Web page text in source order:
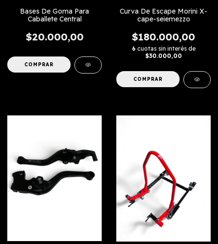
Bases De Goma Para
Caballete Central
$20.000,00
Curva De Escape Morini X-
cape-seiemezzo
$180.000,00
6 cuotas sin interés de
$30.000,00